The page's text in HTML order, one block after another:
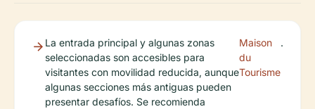
La entrada principal y algunas zonas
seleccionadas son accesibles para
visitantes con movilidad reducida, aunque
algunas secciones más antiguas pueden
presentar desafíos. Se recomienda
Maison
du
Tourisme
.